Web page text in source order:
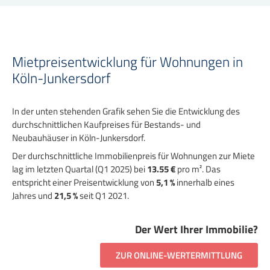
Mietpreisentwicklung für Wohnungen in
Köln-Junkersdorf
In der unten stehenden Grafik sehen Sie die Entwicklung des
durchschnittlichen Kaufpreises für Bestands- und
Neubauhäuser in Köln-Junkersdorf.
Der durchschnittliche Immobilienpreis für Wohnungen zur Miete
lag im letzten Quartal (Q1 2025) bei13.55 €pro m². Das
entspricht einer Preisentwicklung von5,1 %innerhalb eines
Jahres und 21,5 %seit Q1 2021.
Der Wert Ihrer Immobilie?
ZUR ONLINE-WERTERMITTLUNG